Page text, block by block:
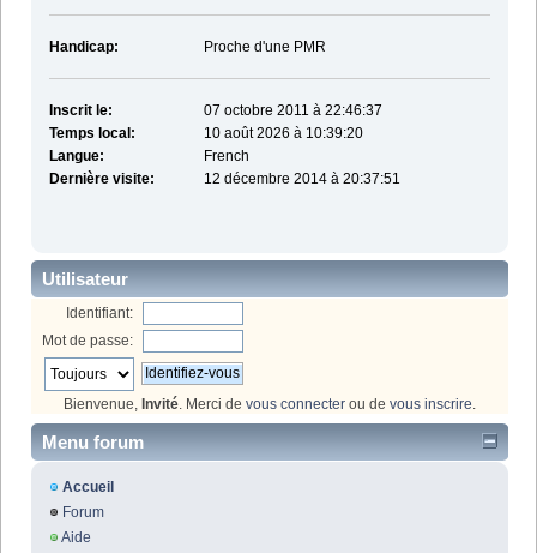
Handicap: Proche d'une PMR
Inscrit le:
07 octobre 2011 à 22:46:37
Temps local:
10 août 2026 à 10:39:20
Langue:
French
Dernière visite:
12 décembre 2014 à 20:37:51
Utilisateur
Identifiant:
Mot de passe:
Bienvenue, Invité . Merci de vous connecter ou de vous inscrire
Menu forum
Accueil
Forum
Aide